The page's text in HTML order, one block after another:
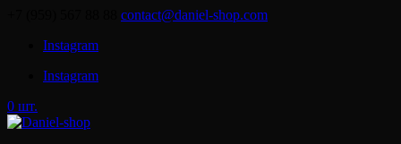
contact@daniel-shop.com
Instagram
Instagram
0 шт.